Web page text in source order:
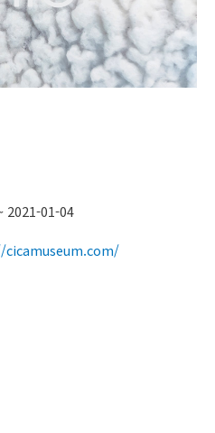
2021-01-04